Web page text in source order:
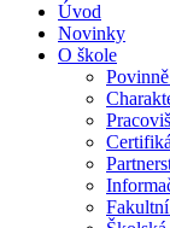
Úvod
Novinky
O škole